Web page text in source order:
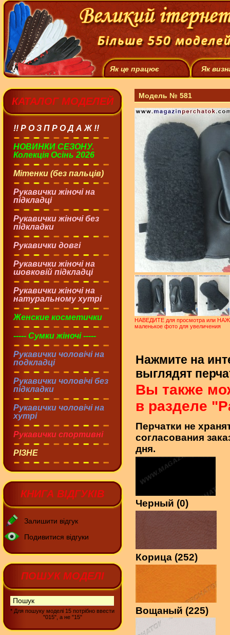
Як це працює Як
КАТАЛОГ МОДЕЛЕЙ
!! Р О З П Р О Д А Ж !!
НОВИНКИ СЕЗОНУ.
Колекція Осінь 2026
Мітенки (без пальців)
Рукавички жіночі на
підкладці
Рукавички жіночі без
підкладки
Рукавички довгі
Рукавички жіночі на
шовковій підкладці
Рукавички жіночі на
натуральному хутрі
Женские косметички
----- Сумки жіночі -----
Рукавички чоловічі на
подкладці
Рукавички чоловічі без
підкладки
Рукавички чоловічі на
хутрі
Рукавички спортивні
РІЗНЕ
КНИГА ВІДГУКІВ
Залишити відгук
Подивитися відгуки
ПОШУК МОДЕЛІ
* Для пошуку моделі 15 потрібно ввести
"015", а не "15"
Модель № 581
НАВЕДИТЕ для просмотра или
маленькое фото для увеличения
Нажмите на
выглядят
Вы также
в разделе
Перчатки не
согласования
дня.
Черный (0)
Корица (252)
Вощаный (225)